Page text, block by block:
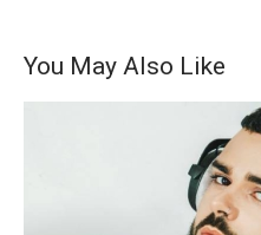
You May Also Like